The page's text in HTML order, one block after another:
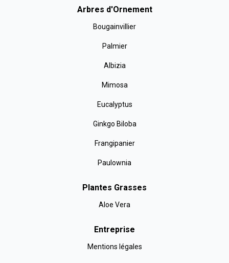
Arbres d'Ornement
Bougainvillier
Palmier
Albizia
Mimosa
Eucalyptus
Ginkgo Biloba
Frangipanier
Paulownia
Plantes Grasses
Aloe Vera
Entreprise
Mentions légales